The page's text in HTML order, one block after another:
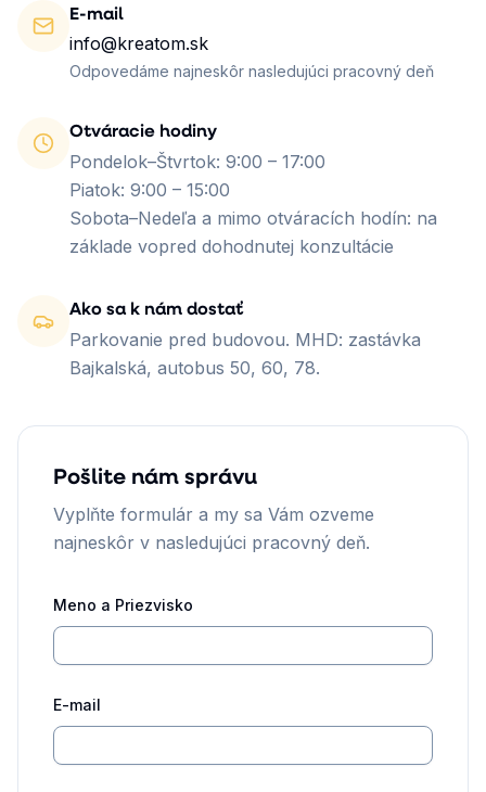
E-mail
info@kreatom.sk
Odpovedáme najneskôr nasledujúci pracovný deň
Otváracie hodiny
Pondelok–Štvrtok: 9:00 – 17:00
Piatok: 9:00 – 15:00
Sobota–Nedeľa a mimo otváracích hodín: na
základe vopred dohodnutej konzultácie
Ako sa k nám dostať
Parkovanie pred budovou. MHD: zastávka
Bajkalská, autobus 50, 60, 78.
Pošlite nám správu
Vyplňte formulár a my sa Vám ozveme
najneskôr v nasledujúci pracovný deň.
Meno a Priezvisko
E-mail